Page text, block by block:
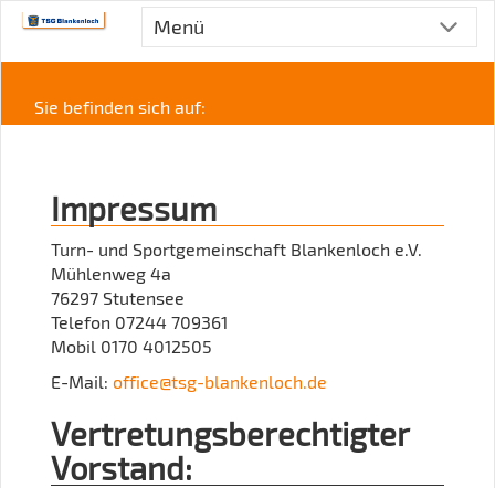
Menü
Sie befinden sich auf:
Impressum
Turn- und Sportgemeinschaft Blankenloch e.V.
Mühlenweg 4a
76297 Stutensee
Telefon 07244 709361
Mobil 0170 4012505
E-Mail: office@tsg-blankenloch.de
Vertretungsberechtigter
Vorstand: